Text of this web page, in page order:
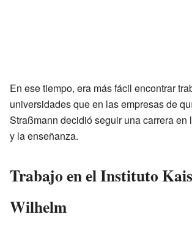
En ese tiempo, era más fácil encontrar
universidades que en las empresas de
Straßmann decidió seguir una carrera en
y la enseñanza.
Trabajo en el Instituto
Wilhelm